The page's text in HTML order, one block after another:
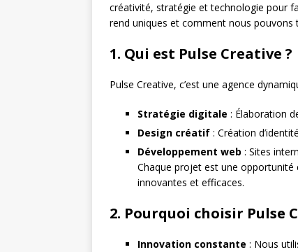
créativité, stratégie et technologie pour
rend uniques et comment nous pouvons
1. Qui est Pulse Creative ?
Pulse Creative, c’est une agence
Stratégie digitale : Élaboration
Design créatif : Création
Développement web : Sites
Chaque projet est une
innovantes et efficaces.
2. Pourquoi choisir Pulse
Innovation constante : Nous